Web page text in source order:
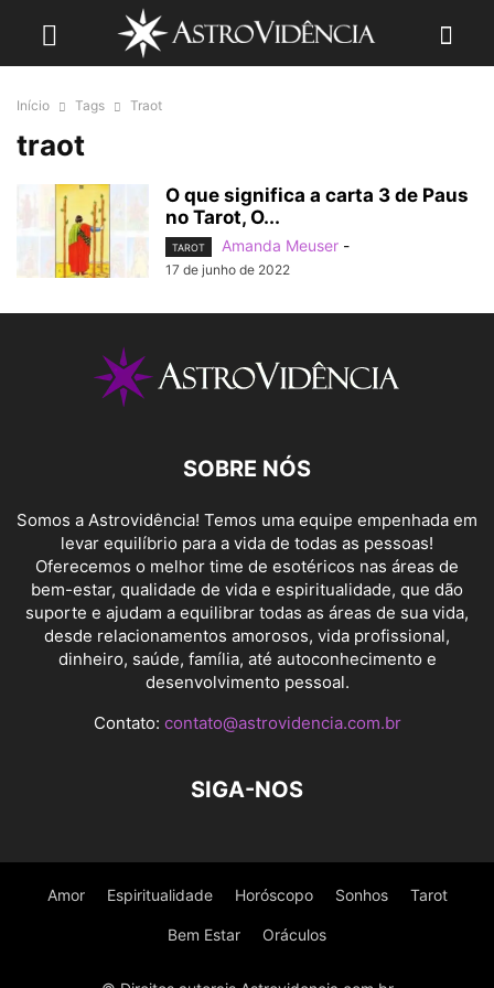
Início Tags Traot
traot
O que significa a carta 3 de Paus
no Tarot, O...
TAROT Amanda Meuser -
17 de junho de 2022
SOBRE NÓS
Somos a Astrovidência! Temos uma equipe empenhada em
levar equilíbrio para a vida de todas as pessoas!
Oferecemos o melhor time de esotéricos nas áreas de
bem-estar, qualidade de vida e espiritualidade, que dão
suporte e ajudam a equilibrar todas as áreas de sua vida,
desde relacionamentos amorosos, vida profissional,
dinheiro, saúde, família, até autoconhecimento e
desenvolvimento pessoal.
Contato: contato@astrovidencia.com.br
SIGA-NOS
Amor Espiritualidade Horóscopo Sonhos Tarot
Bem Estar Oráculos